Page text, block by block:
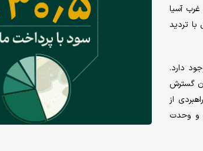
آسیا
تردید
دارد.
گسترش
از
و وحدت